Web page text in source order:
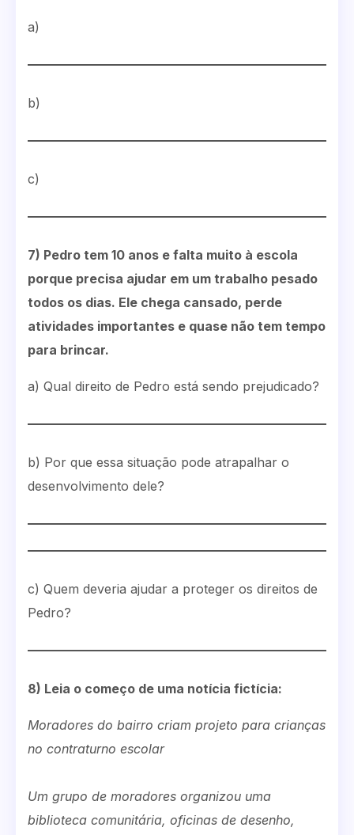
a)
b)
c)
7) Pedro tem 10 anos e falta muito à escola
porque precisa ajudar em um trabalho pesado
todos os dias. Ele chega cansado, perde
atividades importantes e quase não tem tempo
para brincar.
a) Qual direito de Pedro está sendo prejudicado?
b) Por que essa situação pode atrapalhar o
desenvolvimento dele?
c) Quem deveria ajudar a proteger os direitos de
Pedro?
8) Leia o começo de uma notícia fictícia:
Moradores do bairro criam projeto para crianças
no contraturno escolar
Um grupo de moradores organizou uma
biblioteca comunitária, oficinas de desenho,